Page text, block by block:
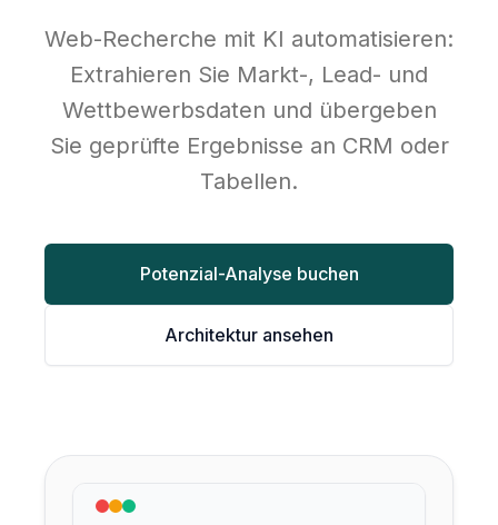
Web-Recherche mit KI automatisieren:
Extrahieren Sie Markt-, Lead- und
Wettbewerbsdaten und übergeben
Sie geprüfte Ergebnisse an CRM oder
Tabellen.
Potenzial-Analyse buchen
Architektur ansehen